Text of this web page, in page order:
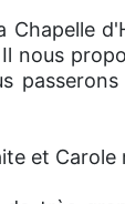
Chapelle
nous
et